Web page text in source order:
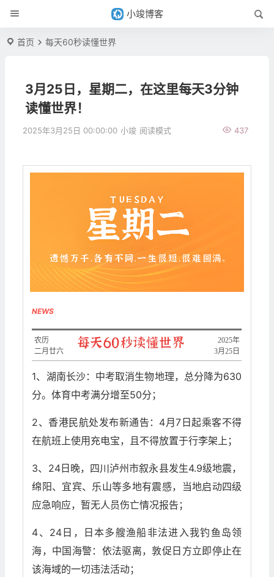
小竣博客
首页 每天60秒读懂世界
3月25日，星期二，在这里每天3分钟
读懂世界！
2025年3月25日 00:00:00 小竣 437
阅读模式
NEWS
​2025年
3月25日
农历
二月廿六
1、湖南长沙：中考取消生物地理，总分降为630
分。体育中考满分增至50分；
2、香港民航处发布新通告：4月7日起乘客不得
在航班上使用充电宝，且不得放置于行李架上；
3、24日晚，四川泸州市叙永县发生4.9级地震，
绵阳、宜宾、乐山等多地有震感，当地启动四级
应急响应，暂无人员伤亡情况报告；
4、24日，日本多艘渔船非法进入我钓鱼岛领
海，中国海警：依法驱离，敦促日方立即停止在
该海域的一切违法活动；